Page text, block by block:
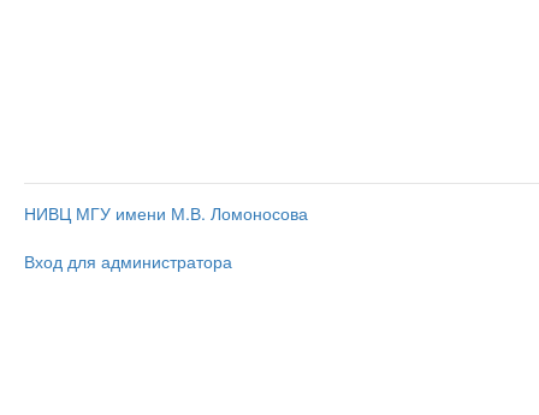
НИВЦ МГУ имени М.В. Ломоносова
Вход для администратора